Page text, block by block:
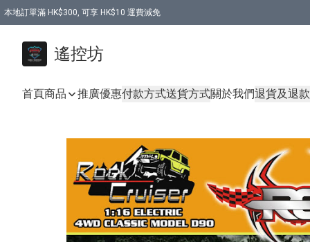
本地訂單滿 HK$300, 可享 HK$10 運費減免
遙控坊
首頁商品 推廣優惠付款方式送貨方式關於我們退貨及退